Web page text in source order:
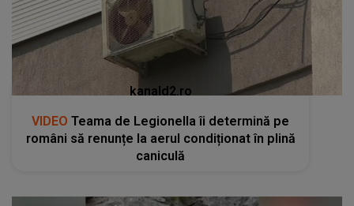
kanald2.ro
VIDEO Teama de Legionella îi determină pe
români să renunțe la aerul condiționat în plină
caniculă